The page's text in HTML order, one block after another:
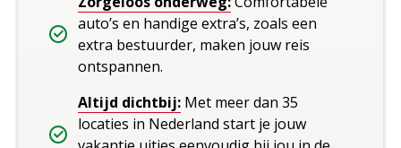
auto’s en handige extra’s, zoals een
extra bestuurder, maken jouw reis
ontspannen.
Altijd dichtbij: Met meer dan 35
locaties in Nederland start je jouw